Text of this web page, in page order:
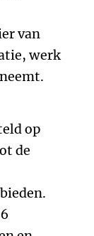
van
werk
op
de